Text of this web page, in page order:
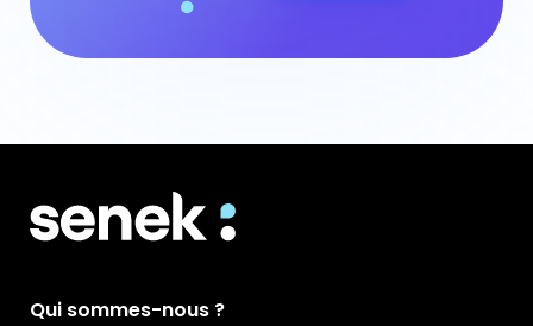
Qui sommes-nous ?